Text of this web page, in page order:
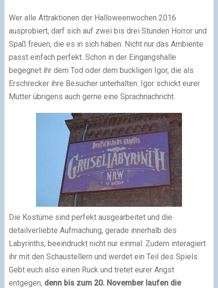
Wer alle Attraktionen der Halloweenwochen 2016
ausprobiert, darf sich auf zwei bis drei Stunden Horror und
Spaß freuen, die es in sich haben. Nicht nur das Ambiente
passt einfach perfekt. Schon in der Eingangshalle
begegnet ihr dem Tod oder dem buckligen Igor, die als
Erschrecker ihre Besucher unterhalten. Igor schickt eurer
Mutter übrigens auch gerne eine Sprachnachricht.
Die Kostüme sind perfekt ausgearbeitet und die
detailverliebte Aufmachung, gerade innerhalb des
Labyrinths, beeindruckt nicht nur einmal. Zudem interagiert
ihr mit den Schaustellern und werdet ein Teil des Spiels.
Gebt euch also einen Ruck und tretet eurer Angst
entgegen, denn bis zum 20. November laufen die